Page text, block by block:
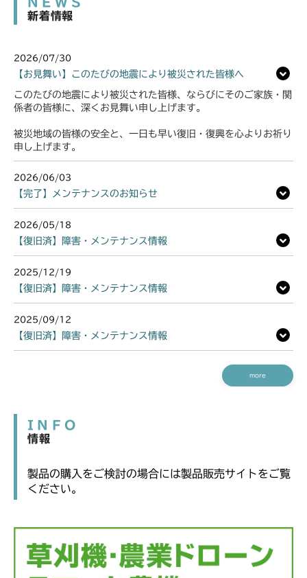
新着情報
2026/07/30
【お見舞い】このたびの地震により被災された皆様へ
このたびの地震により被災された皆様、ならびにそのご家族・関
係者の皆様に、深くお見舞い申し上げます。
被災地域の皆様の安全と、一日も早い復旧・復興を心よりお祈り
申し上げます。
2026/06/03
【完了】メンテナンスのお知らせ
2026/05/18
【復旧済】障害・メンテナンス情報
2025/12/19
【復旧済】障害・メンテナンス情報
2025/09/12
【復旧済】障害・メンテナンス情報
more
INFO
情報
製品の購入をご検討の場合には製品販売サイトをご覧
ください。